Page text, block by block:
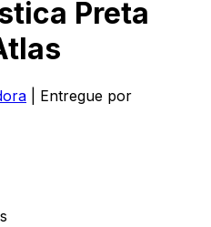
Preta
| Entregue por